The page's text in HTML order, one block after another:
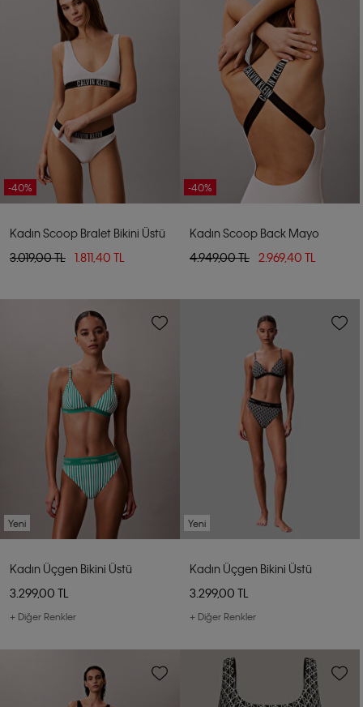
-40%
Kadın Scoop Bralet Bikini Üstü
3.019,00 TL
1.811,40 TL
-40%
Kadın Scoop Back Mayo
4.949,00 TL
2.969,40 TL
Yeni
Kadın Üçgen Bikini Üstü
3.299,00 TL
+ Diğer Renkler
Yeni
Kadın Üçgen Bikini Üstü
3.299,00 TL
+ Diğer Renkler